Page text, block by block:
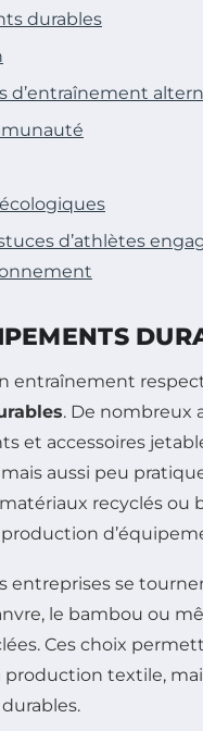
durables
d’entraînement
d’athlètes
entraînement
. De nombreux
et accessoires
aussi peu
recyclés ou
production
entreprises se
le bambou ou
Ces choix
production textile,